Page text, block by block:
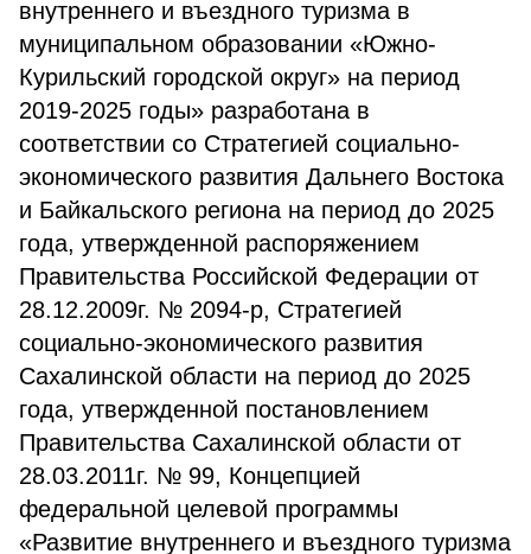
внутреннего и въездного туризма в
муниципальном образовании «Южно-
Курильский городской округ» на период
2019-2025 годы» разработана в
соответствии со Стратегией социально-
экономического развития Дальнего Востока
и Байкальского региона на период до 2025
года, утвержденной распоряжением
Правительства Российской Федерации от
28.12.2009г. № 2094-р, Стратегией
социально-экономического развития
Сахалинской области на период до 2025
года, утвержденной постановлением
Правительства Сахалинской области от
28.03.2011г. № 99, Концепцией
федеральной целевой программы
«Развитие внутреннего и въездного туризма